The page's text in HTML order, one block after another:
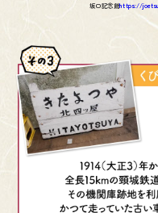
坂口記念館https://